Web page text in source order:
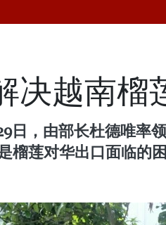
决越南榴
日，由部长杜德唯率
榴莲对华出口面临的